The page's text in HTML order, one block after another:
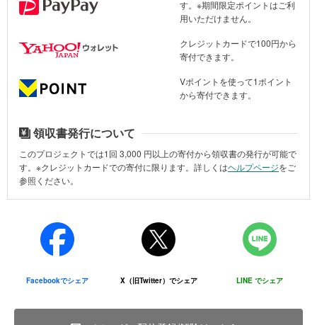
噴火直後の灰に覆われたプランテーション（撮影：2022年10月10～17日 場
津波によって運ばれてきた危険な廃棄物、建物のがれきが発生して
いました。
す。※期間限定ポイントはご利
用いただけません。
クレジットカードで100円から
寄付できます。
Vポイントを使って1ポイント
から寄付できます。
領収書発行について
このプロジェクトでは1回 3,000 円以上の寄付から領収書の発行が可能で
す。※クレジットカードでの寄付に限ります。詳しくはヘルプページをご
参照ください。
Facebookでシェア X（旧Twitter）でシェア LINE でシェア